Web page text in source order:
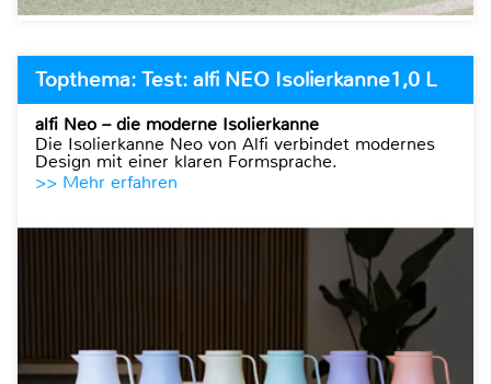
Topthema: Test: alfi NEO Isolierkanne1,0 L
alfi Neo – die moderne Isolierkanne
Die Isolierkanne Neo von Alfi verbindet modernes
Design mit einer klaren Formsprache.
>> Mehr erfahren